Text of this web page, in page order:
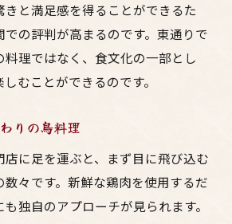
と満足感を得ることができるた
の評判が高まるのです。東通りで
理ではなく、食文化の一部とし
むことができるのです。
りの鳥料理
に足を運ぶと、まず目に飛び込む
々です。新鮮な鶏肉を使用するだ
独自のアプローチが見られます。